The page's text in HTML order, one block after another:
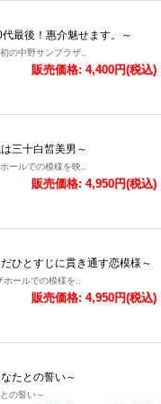
最後！惠介魅せます。～
の中野サンプラザ..
販売価格: 4,400円(税込)
三十白皙美男～
ールでの模様を映..
販売価格: 4,950円(税込)
ひとすじに貫き通す恋模様～
ールでの模様を..
販売価格: 4,950円(税込)
たとの誓い～
の誓い～